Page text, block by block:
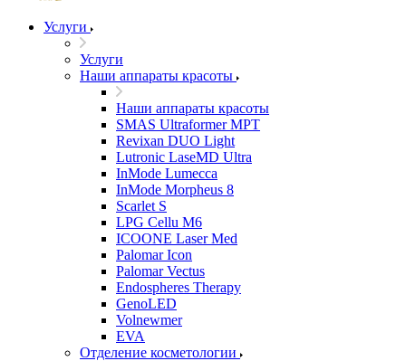
Услуги
Услуги
Наши аппараты красоты
Наши аппараты красоты
SMAS Ultraformer MPT
Revixan DUO Light
Lutronic LaseMD Ultra
InMode Lumecca
InMode Morpheus 8
Scarlet S
LPG Cellu M6
ICOONE Laser Med
Palomar Icon
Palomar Vectus
Endospheres Therapy
GenoLED
Volnewmer
EVA
Отделение косметологии